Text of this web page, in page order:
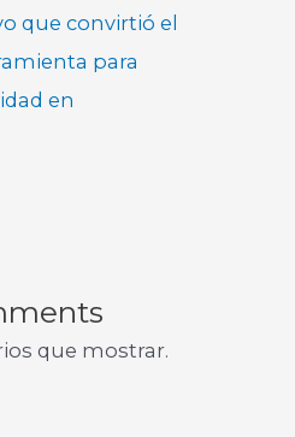
que convirtió el
para
en
que mostrar.